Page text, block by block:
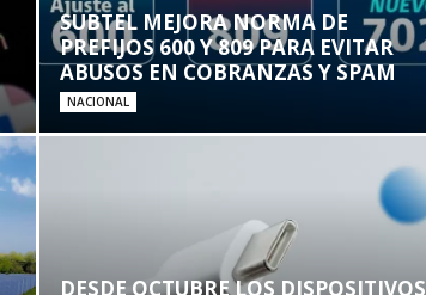
SUBTEL MEJORA NORMA DE
PREFIJOS 600 Y 809 PARA EVITAR
ABUSOS EN COBRANZAS Y SPAM
NACIONAL
DESDE OCTUBRE LOS DISPOSITIVOS